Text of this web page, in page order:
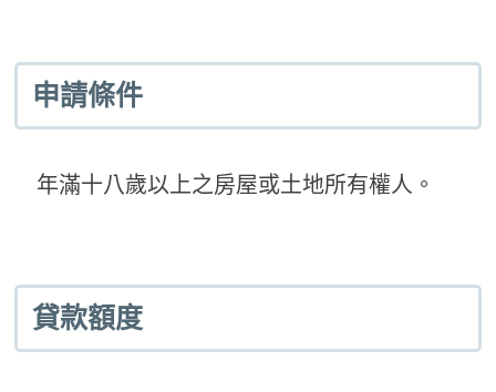
申請條件
年滿十八歲以上之房屋或土地所有權人。
貸款額度